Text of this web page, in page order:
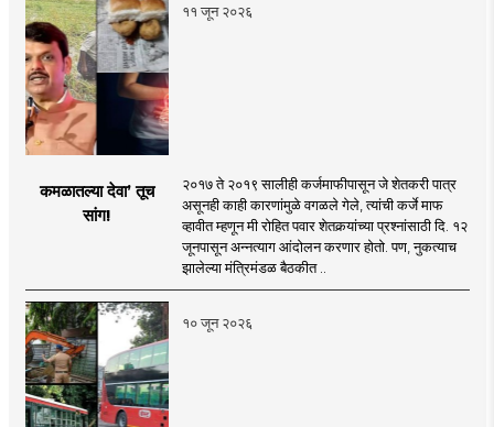
११ जून २०२६
कमळातल्या देवा’ तूच
सांग!
२०१७ ते २०१९ सालीही कर्जमाफीपासून जे शेतकरी पात्र
असूनही काही कारणांमुळे वगळले गेले, त्यांची कर्जे माफ
व्हावीत म्हणून मी रोहित पवार शेतकर्‍यांच्या प्रश्नांसाठी दि. १२
जूनपासून अन्नत्याग आंदोलन करणार होतो. पण, नुकत्याच
झालेल्या मंत्रिमंडळ बैठकीत ..
१० जून २०२६